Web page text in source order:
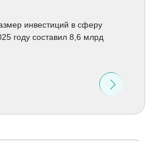
инвестиций в сферу
году составил 8,6 млрд